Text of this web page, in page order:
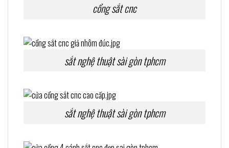
cổng sắt cnc
sắt nghệ thuật sài gòn tphcm
sắt nghệ thuật sài gòn tphcm